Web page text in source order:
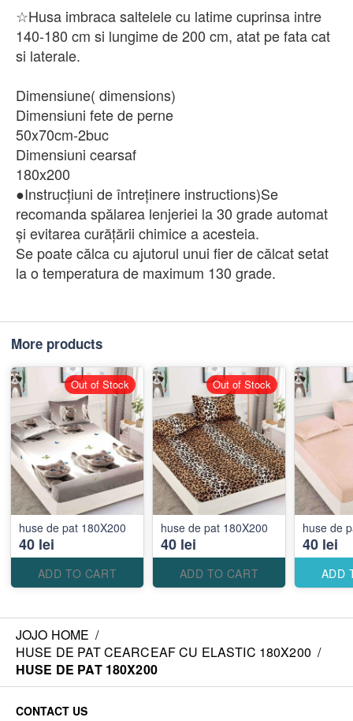
☆Husa imbraca saltelele cu latime cuprinsa intre
140-180 cm si lungime de 200 cm, atat pe fata cat
si laterale.
Dimensiune( dimensions)
Dimensiuni fete de perne
50x70cm-2buc
Dimensiuni cearsaf
180x200
●Instrucțiuni de întreținere instructions)Se
recomanda spălarea lenjeriei la 30 grade automat
și evitarea curățării chimice a acesteia.
Se poate călca cu ajutorul unui fier de călcat setat
la o temperatura de maximum 130 grade.
More products
huse de pat 180X200
40 lei
ADD TO CART
Out of Stock
huse de pat 180X200
40 lei
ADD TO CART
Out of Stock
huse de
40 lei
ADD
JOJO HOME /
HUSE DE PAT CEARCEAF CU ELASTIC 180X200 /
HUSE DE PAT 180X200
CONTACT US